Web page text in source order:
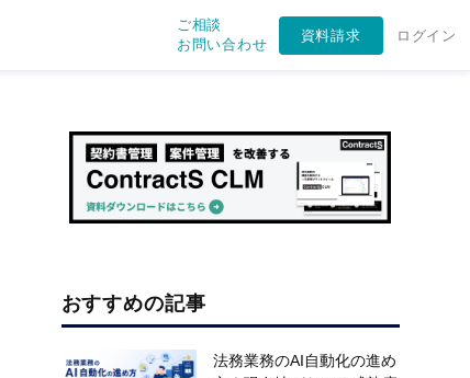
ご相談
お問い合わせ
資料請求 ログイン
おすすめの記事
法務業務のAI自動化の進め